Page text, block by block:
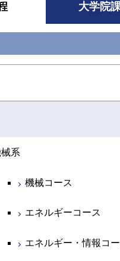
大学院
学系
物理学コース
物質・情報卓越コース
化学コース
エネルギーコース
球惑星科学系
地球惑星科学コース
系
閉
機械コース
エネルギーコース
エネルギー・情報コ